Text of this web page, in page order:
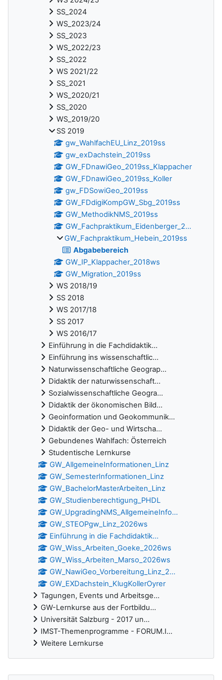
SS_2024
WS_2023/24
SS_2023
WS_2022/23
SS_2022
WS 2021/22
SS_2021
WS_2020/21
SS_2020
WS_2019/20
SS 2019
gw_WahlfachEU_Linz_2019ss
gw_exDachstein_2019ss
GW_FDnawiGeo_2019ss_Klappacher
GW_FDnawiGeo_2019ss_Koller
gw_FDSowiGeo_2019ss
GW_FDdigiKompGW_Sbg_2019ss
GW_MethodikNMS_2019ss
GW_Fachpraktikum_Eidenberger_2...
GW_Fachpraktikum_Hebein_2019ss
Abgabebereich
GW_IP_Klappacher_2018ws
GW_Migration_2019ss
WS 2018/19
SS 2018
WS 2017/18
SS 2017
WS 2016/17
Einführung in die Fachdidaktik...
Einführung ins wissenschaftlic...
Naturwissenschaftliche Geograp...
Didaktik der naturwissenschaft...
Sozialwissenschaftliche Geogra...
Didaktik der ökonomischen Bild...
Geoinformation und Geokommunik...
Didaktik der Geo- und Wirtscha...
Gebundenes Wahlfach: Österreich
Studentische Lernkurse
GW_AllgemeineInformationen_Linz
GW_SemesterInformationen_Linz
GW_BachelorMasterArbeiten_Linz
GW_Studienberechtigung_PHDL
GW_UpgradingNMS_AllgemeineInfo...
GW_STEOPgw_Linz_2026ws
Einführung in die Fachdidaktik...
GW_Wiss_Arbeiten_Goeke_2026ws
GW_Wiss_Arbeiten_Marso_2026ws
GW_NawiGeo_Vorbereitung_Linz_2...
GW_EXDachstein_KlugKollerOyrer
Tagungen, Events und Arbeitsge...
GW-Lernkurse aus der Fortbildu...
Universität Salzburg - 2017 un...
IMST-Themenprogramme - FORUM.I...
Weitere Lernkurse